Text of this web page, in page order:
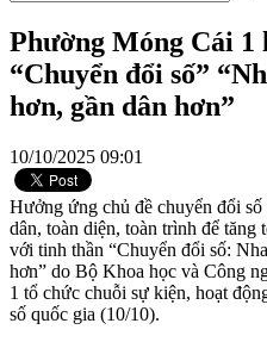
Phường Móng Cái 1
“Chuyển đổi số”
hơn, gần dân hơn”
10/10/2025 09:01
Hưởng ứng chủ đề chuyển đổi
dân, toàn diện, toàn trình để tăng
với tinh thần “Chuyển đổi số:
hơn” do Bộ Khoa học và Công
1 tổ chức chuỗi sự kiện, hoạt
số quốc gia (10/10).